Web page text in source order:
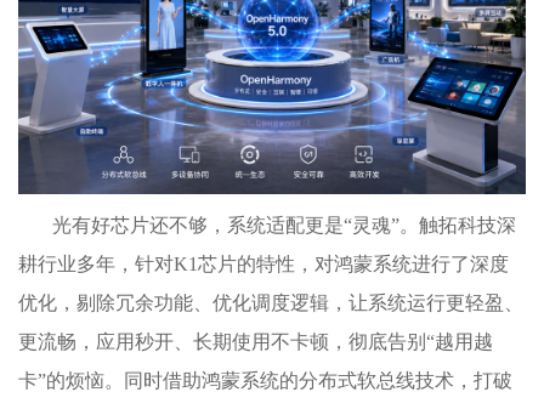
光有好芯片还不够，系统适配更是“灵魂”。触拓科技深
耕行业多年，针对K1芯片的特性，对鸿蒙系统进行了深度
优化，剔除冗余功能、优化调度逻辑，让系统运行更轻盈、
更流畅，应用秒开、长期使用不卡顿，彻底告别“越用越
卡”的烦恼。同时借助鸿蒙系统的分布式软总线技术，打破